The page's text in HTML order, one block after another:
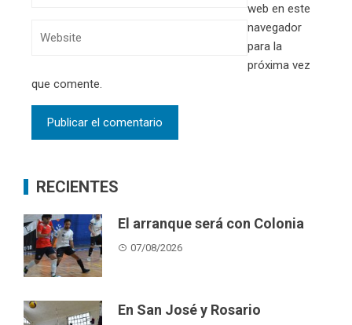
web en este
navegador
para la
próxima vez
que comente.
RECIENTES
El arranque será con Colonia
07/08/2026
En San José y Rosario